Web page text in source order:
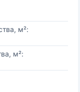
м²:
м²: